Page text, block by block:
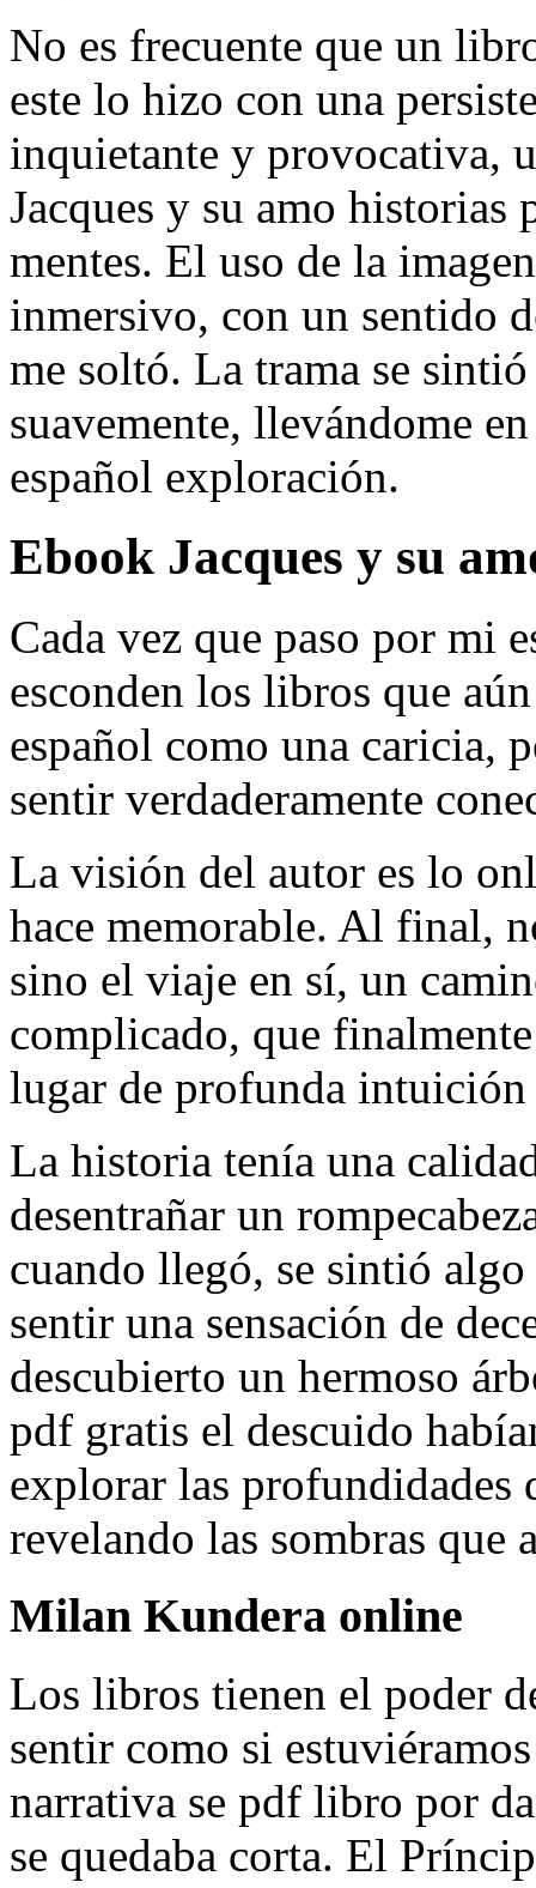
No es frecuente que un
este lo hizo con una
inquietante y provocativa,
Jacques y su amo historias
mentes. El uso de la
inmersivo, con un sentido
me soltó. La trama se
suavemente, llevándome
español exploración.
Ebook Jacques y su
Cada vez que paso por mi
esconden los libros que
español como una caricia,
sentir verdaderamente
La visión del autor es lo
hace memorable. Al final,
sino el viaje en sí, un
complicado, que
lugar de profunda intuición
La historia tenía una
desentrañar un
cuando llegó, se sintió
sentir una sensación de
descubierto un hermoso
pdf gratis el descuido
explorar las profundidades
revelando las sombras que
Milan Kundera online
Los libros tienen el poder
sentir como si
narrativa se pdf libro por
se quedaba corta. El